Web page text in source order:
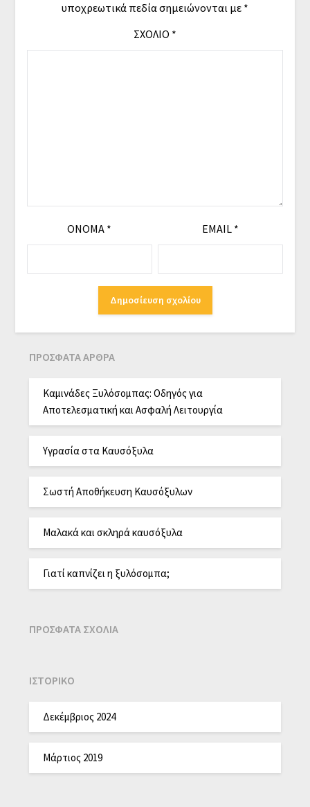
υποχρεωτικά πεδία σημειώνονται με *
ΣΧΌΛΙΟ *
ΌΝΟΜΑ * EMAIL *
ΠΡΌΣΦΑΤΑ ΆΡΘΡΑ
Καμινάδες Ξυλόσομπας: Οδηγός για
Αποτελεσματική και Ασφαλή Λειτουργία
Υγρασία στα Καυσόξυλα
Σωστή Αποθήκευση Καυσόξυλων
Μαλακά και σκληρά καυσόξυλα
Γιατί καπνίζει η ξυλόσομπα;
ΠΡΌΣΦΑΤΑ ΣΧΌΛΙΑ
ΙΣΤΟΡΙΚΌ
Δεκέμβριος 2024
Μάρτιος 2019